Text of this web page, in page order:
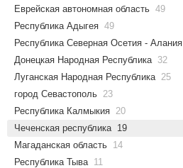
Еврейская автономная область 49
Республика Адыгея 49
Республика Северная Осетия - Алания
Донецкая Народная Республика 32
Луганская Народная Республика 25
город Севастополь 23
Республика Калмыкия 20
Чеченская республика 19
Магаданская область 14
Республика Тыва 11